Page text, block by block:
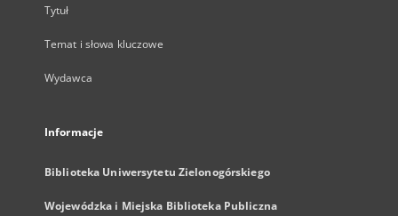
Tytuł
Temat i słowa kluczowe
Wydawca
Informacje
Biblioteka Uniwersytetu Zielonogórskiego
Wojewódzka i Miejska Biblioteka Publiczna